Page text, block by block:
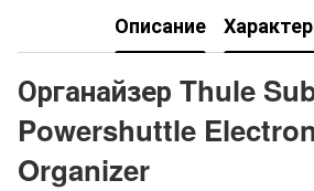
Описание
Органайзер Thule
Powershuttle
Organizer